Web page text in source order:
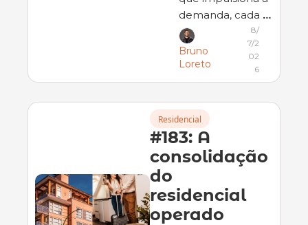
demanda, cada
vez menos
impulsiona a mão
de obra
Bruno
Loreto
8/
7/2
02
6
Residencial
#183: A
consolidação
do
residencial
operado